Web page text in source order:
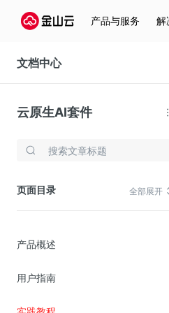
产品与服务 解
文档中心
云原生AI套件
页面目录 全部展开
产品概述
用户指南
存储与云分发
云硬盘(EBS)